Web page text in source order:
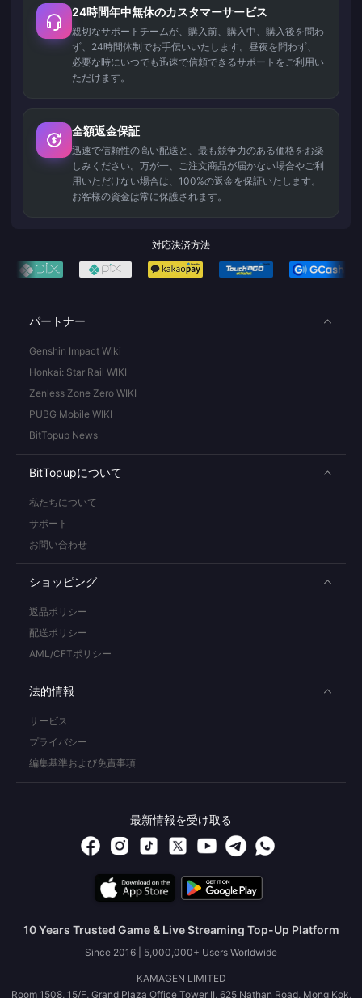
24時間年中無休のカスタマーサービス
親切なサポートチームが、購入前、購入中、購入後を問わ
ず、24時間体制でお手伝いいたします。昼夜を問わず、
必要な時にいつでも迅速で信頼できるサポートをご利用い
ただけます。
全額返金保証
迅速で信頼性の高い配送と、最も競争力のある価格をお楽
しみください。万が一、ご注文商品が届かない場合やご利
用いただけない場合は、100%の返金を保証いたします。
お客様の資金は常に保護されます。
対応決済方法
パートナー
Genshin Impact Wiki
Honkai: Star Rail WIKI
Zenless Zone Zero WIKI
PUBG Mobile WIKI
BitTopup News
BitTopupについて
私たちについて
サポート
お問い合わせ
ショッピング
返品ポリシー
配送ポリシー
AML/CFTポリシー
法的情報
サービス
プライバシー
編集基準および免責事項
最新情報を受け取る
10 Years Trusted Game & Live Streaming Top-Up Platform
Since 2016 | 5,000,000+ Users Worldwide
KAMAGEN LIMITED
Room 1508, 15/F, Grand Plaza Office Tower II, 625 Nathan Road, Mong Kok,